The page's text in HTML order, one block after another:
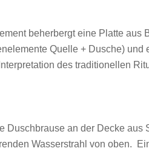
beherbergt eine Platte aus
Quelle + Dusche)
des traditionellen
Duschbrause an der Decke
Wasserstrahl von oben.